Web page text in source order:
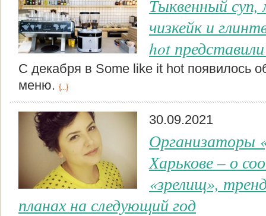
Тыквенный
чизкейк и
hot
С декабря в Some like it hot появилось
меню. {...}
30.09.2021
Организаторы
Харькове – о
«зрелищ»,
планах на следующий год